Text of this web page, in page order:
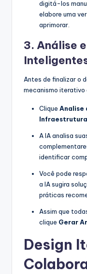
digitá-los
elabore uma
aprimorar.
3. Análise
Antes de finalizar o
mecanismo iterativo
Clique Analise
Infraestrutura
A IA analisa
identificar
Você pode
a IA sugira
práticas
Assim que
clique Gerar
Design